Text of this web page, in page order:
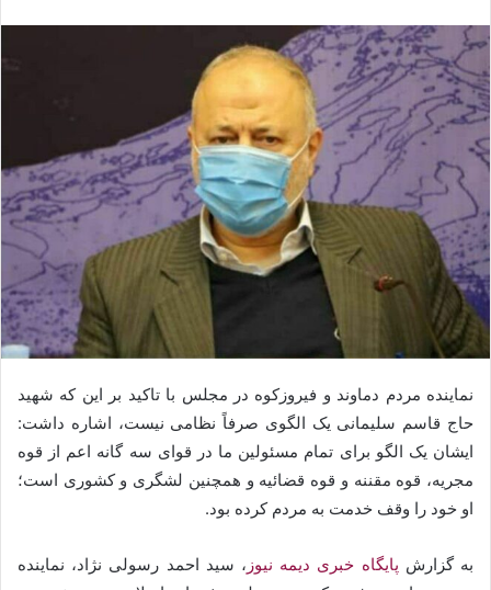
نماینده مردم دماوند و فیروزکوه در مجلس با تاکید بر این که شهید
حاج قاسم سلیمانی یک الگوی صرفاً نظامی نیست، اشاره داشت:
ایشان یک الگو برای تمام مسئولین ما در قوای سه گانه اعم از قوه
مجریه، قوه مقننه و قوه قضائیه و همچنین لشگری و کشوری است؛
او خود را وقف خدمت به مردم کرده بود.
به گزارش پایگاه خبری دیمه نیوز ، سید احمد رسولی نژاد، نماینده